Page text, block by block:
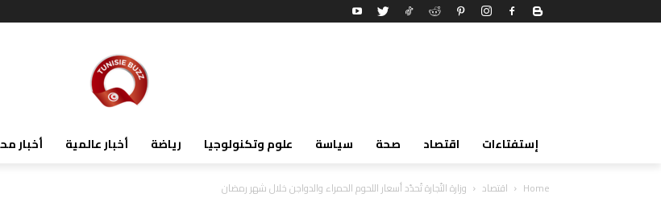
أخبار أخبار عالمية رياضة علوم وتكنولوجيا سياسة صحة اقتصاد إستفتاءات
Home اقتصاد وزارة التّجارة تُحدّد أسعار اللحوم الحمراء والدواجن خلال شهر رمضان